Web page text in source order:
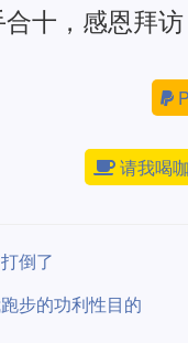
十，感恩拜
请我喝
倒了
步的功利性目的